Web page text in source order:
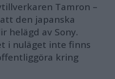
Tamron –
den japanska
helägd av Sony.
i nuläget inte finns
kring